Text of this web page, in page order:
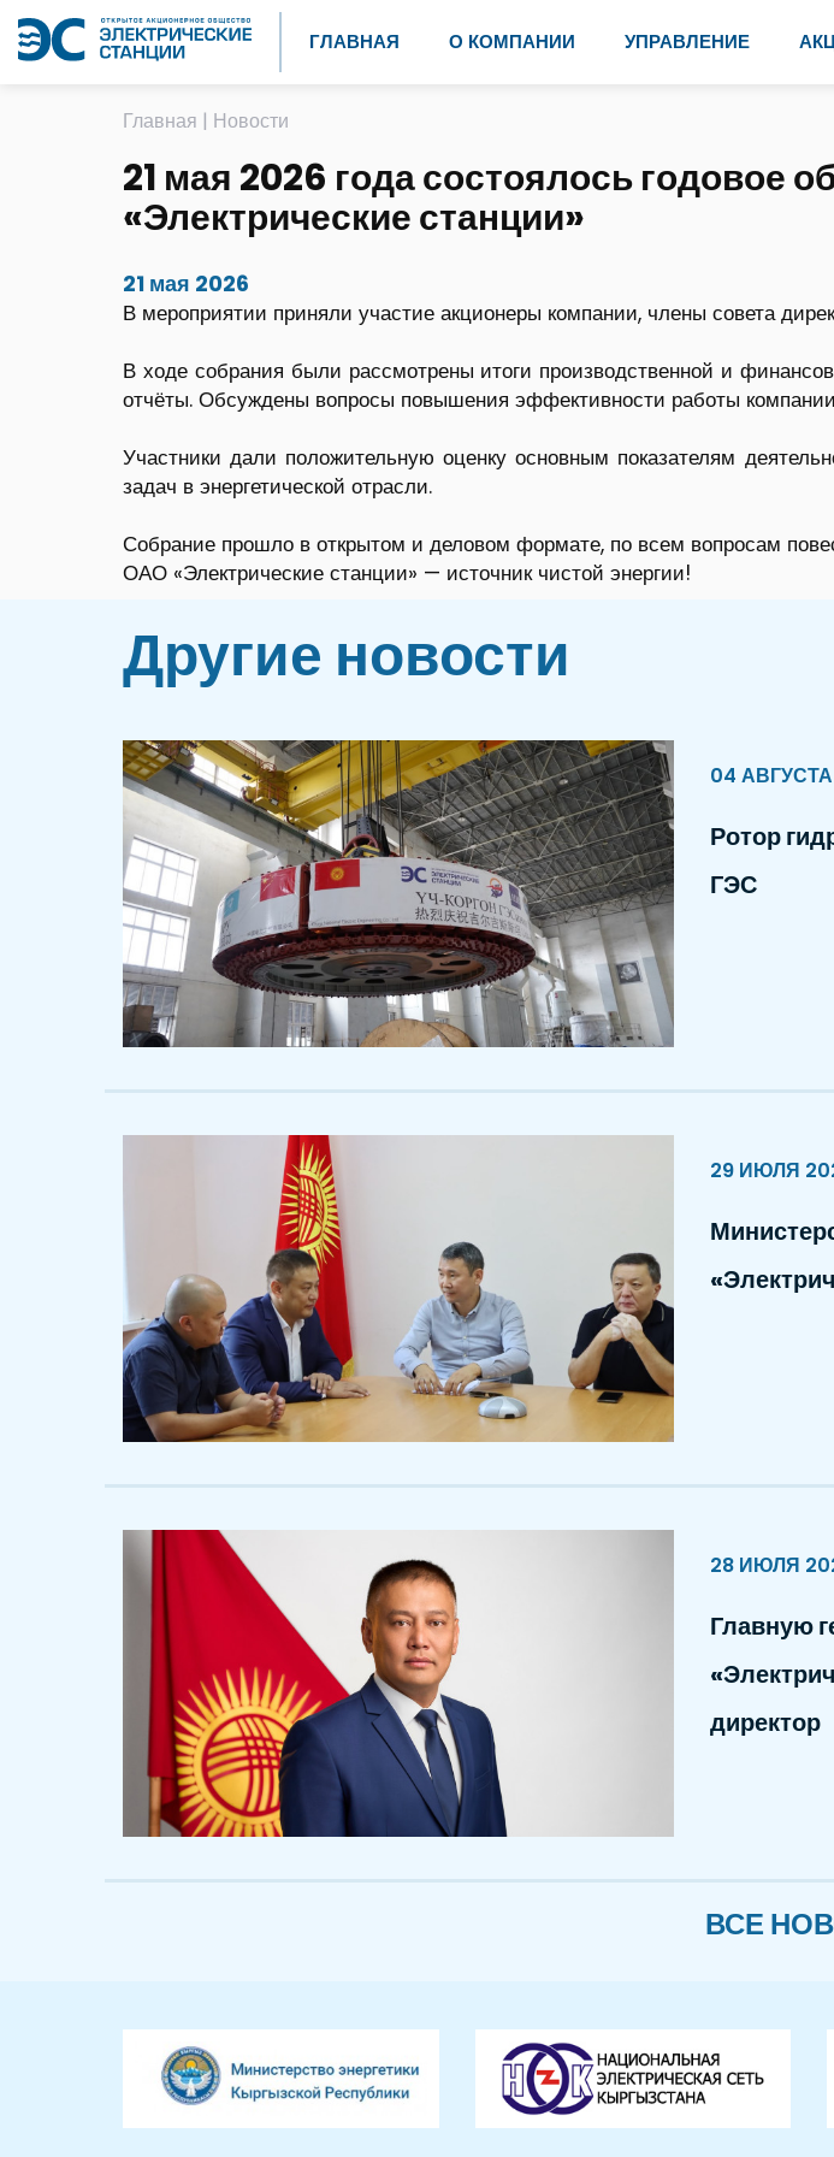
ГЛАВНАЯ О КОМПАНИИ УПРАВЛЕНИЕ
Главная | Новости
21 мая 2026 года состоялось годовое
«Электрические станции»
21 мая 2026
В мероприятии приняли участие акционеры компании, члены совета
В ходе собрания были рассмотрены итоги производственной и
отчёты. Обсуждены вопросы повышения эффективности работы компании
Участники дали положительную оценку основным показателям
задач в энергетической отрасли.
Собрание прошло в открытом и деловом формате, по всем вопросам
ОАО «Электрические станции» — источник чистой энергии!
Другие новости
04
Ротор
ГЭС
29 ИЮЛЯ
28 ИЮЛЯ
Главную
директор
ВСЕ